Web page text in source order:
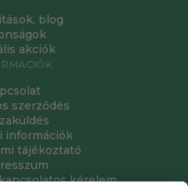
blog
akciók
szerződés
információk
tájékoztató
kérelem